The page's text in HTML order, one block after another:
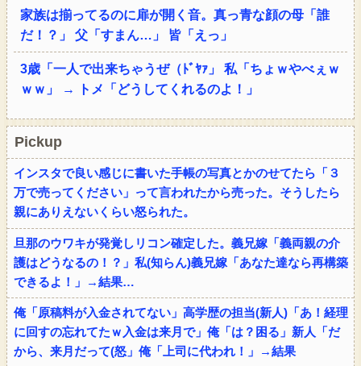
家族は揃ってるのに扉が開く音。真っ青な顔の母「誰
だ！？」 父「すまん…」 皆「えっ」
3歳「一人で出来ちゃうぜ（ﾄﾞﾔｧ」 私「ちょｗやべぇｗ
ｗｗ」 → トメ「どうしてくれるのよ！」
Pickup
インスタで良い感じに書いた手帳の写真とかのせてたら「３
万で売ってください」って言われたから売った。そうしたら
親にありえないくらい怒られた。
旦那のウワキが発覚しリコン確定した。義兄嫁「義両親の介
護はどうなるの！？」私(知らん)義兄嫁「あなた達なら再構築
できるよ！」→結果…
俺「原稿料が入金されてない」高学歴の担当(新人)「あ！経理
に回すの忘れてたｗ入金は来月で」俺「は？困る」新人「だ
から、来月だって(怒」俺「上司に代われ！」→結果